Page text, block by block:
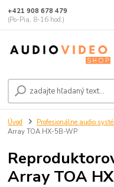
+421 908 678 479
(Po-Pia, 8-16 hod.)
Úvod Profesionálne audio
Array TOA HX-5B-WP
Array TOA